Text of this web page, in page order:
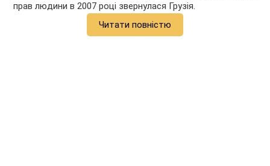
прав людини в 2007 році звернулася Грузія.
Читати повністю